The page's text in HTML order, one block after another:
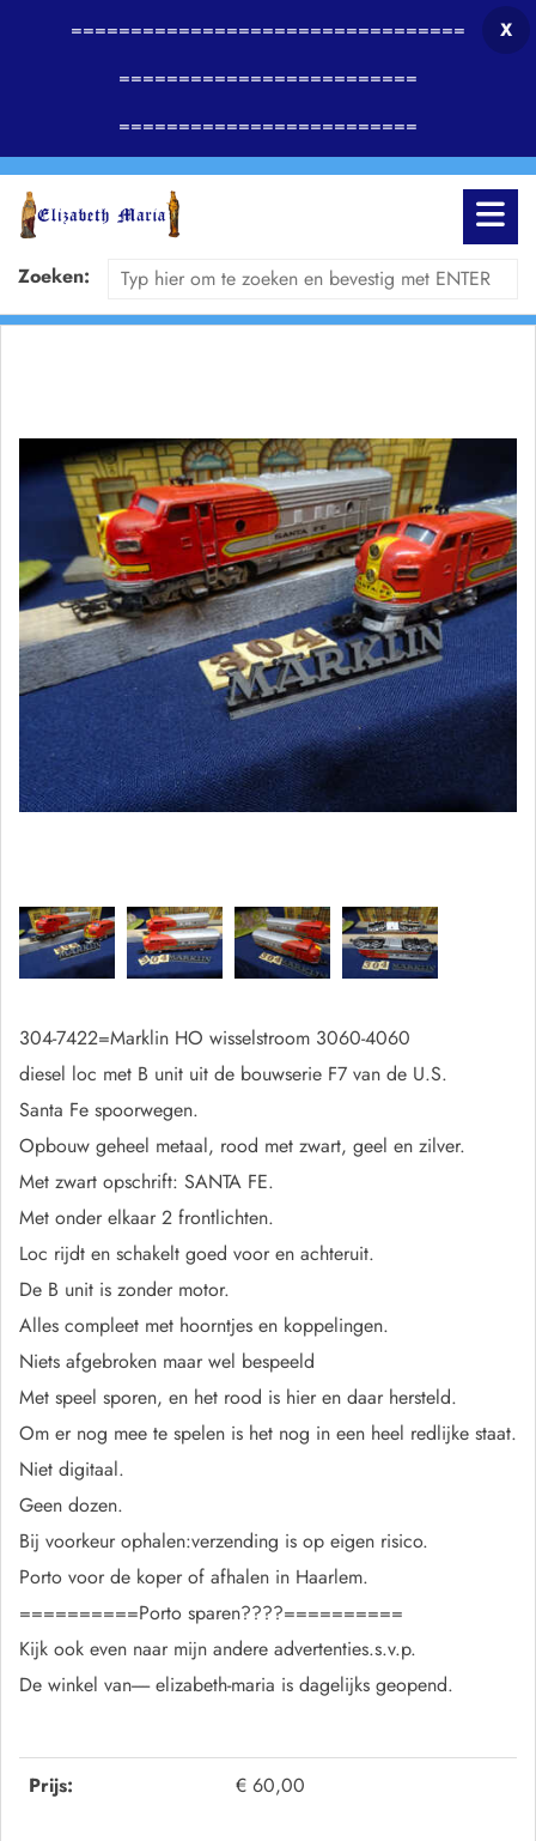
=================================
=========================
=========================
X
Zoeken:
Prijs: € 60,00
304-7422=Marklin HO wisselstroom 3060-4060
diesel loc met B unit uit de bouwserie F7 van de U.S.
Santa Fe spoorwegen.
Opbouw geheel metaal, rood met zwart, geel en zilver.
Met zwart opschrift: SANTA FE.
Met onder elkaar 2 frontlichten.
Loc rijdt en schakelt goed voor en achteruit.
De B unit is zonder motor.
Alles compleet met hoorntjes en koppelingen.
Niets afgebroken maar wel bespeeld
Met speel sporen, en het rood is hier en daar hersteld.
Om er nog mee te spelen is het nog in een heel redlijke staat.
Niet digitaal.
Geen dozen.
Bij voorkeur ophalen:verzending is op eigen risico.
Porto voor de koper of afhalen in Haarlem.
==========Porto sparen????==========
Kijk ook even naar mijn andere advertenties.s.v.p.
De winkel van----- elizabeth-maria is dagelijks geopend.